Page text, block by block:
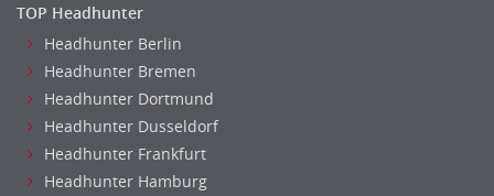
TOP Headhunter
Headhunter Berlin
Headhunter Bremen
Headhunter Dortmund
Headhunter Dusseldorf
Headhunter Frankfurt
Headhunter Hamburg